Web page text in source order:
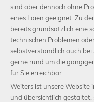
sind aber dennoch ohne
eines Laien geeignet. Zu
bereits grundsätzlich eine
technischen Problemen
selbstverständlich auch
gerne rund um die
für Sie erreichbar.
Weiters ist unsere Website
und übersichtlich gestaltet,